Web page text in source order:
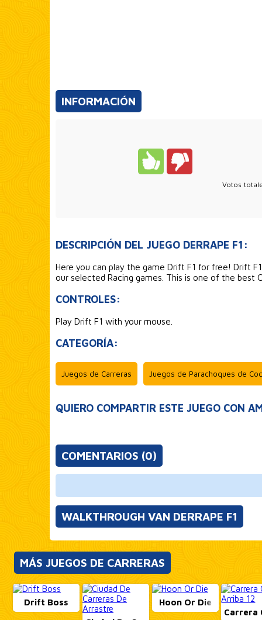
INFORMACIÓN
Votos
DESCRIPCIÓN DEL JUEGO DERRAPE F1:
Here you can play the game Drift F1 for free! Drift
our selected Racing games. This is one of the best
CONTROLES:
Play Drift F1 with your mouse.
CATEGORÍA:
Juegos de Carreras Juegos de Parachoques de
QUIERO COMPARTIR ESTE JUEGO CON
COMENTARIOS (0)
WALKTHROUGH VAN DERRAPE F1
MÁS JUEGOS DE CARRERAS
Drift Boss
Hoon Or Die
Carrera